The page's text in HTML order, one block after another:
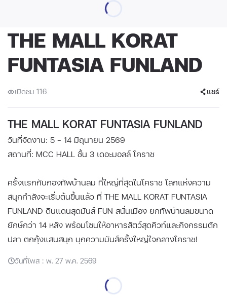
THE MALL KORAT
FUNTASIA FUNLAND
เปิดชม 116 แชร์
THE MALL KORAT FUNTASIA FUNLAND
วันที่จัดงาน: 5 - 14 มิถุนายน 2569
สถานที่: MCC HALL ชั้น 3 เดอะมอลล์ โคราช
ครั้งแรกกับกองทัพบ้านลม ที่ใหญ่ที่สุดในโคราช โลกแห่งความ
สนุกกำลังจะเริ่มต้นขึ้นแล้ว ที่ THE MALL KORAT FUNTASIA
FUNLAND ดินแดนสุดมันส์ FUN สนั่นเมือง ยกทัพบ้านลมขนาด
ยักษ์กว่า 14 หลัง พร้อมโซนให้อาหารสัตว์สุดคิวท์และกิจกรรมตัก
ปลา ตกกุ้งแสนสนุก บุกความมันส์ครั้งใหญ่ใจกลางโคราช!
วันที่โพส : พ. 27 พ.ค. 2569